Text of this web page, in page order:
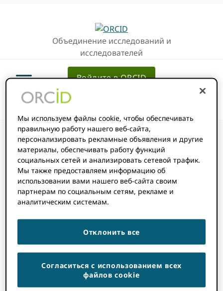
Объединение исследований и
исследователей
Войдите в ORCID
Как работает
«трехсторонний
протокол
OAuth»?
14 НОЯБРЯ 2022BYROB BLACKBURN
Мы используем файлы cookie, чтобы обеспечивать
правильную работу нашего веб-сайта,
персонализировать рекламные объявления и другие
материалы, обеспечивать работу функций
социальных сетей и анализировать сетевой трафик.
Мы также предоставляем информацию об
использовании вами нашего веб-сайта своим
партнерам по социальным сетям, рекламе и
аналитическим системам.
Отклонить все
Согласиться с использованием всех
файлов cookie